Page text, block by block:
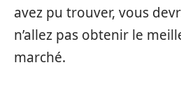
avez pu trouver, vous
n’allez pas obtenir le
marché.